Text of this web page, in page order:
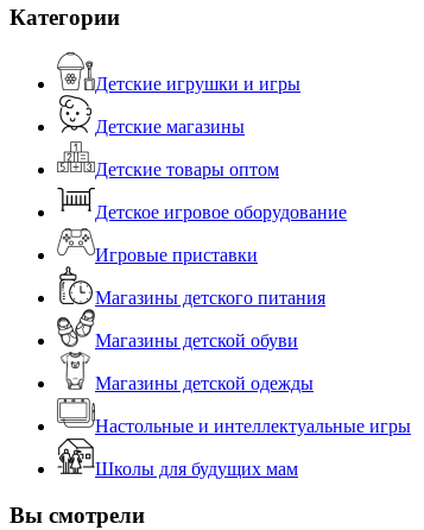
Категории
Детские игрушки и игры
Детские магазины
Детские товары оптом
Детское игровое оборудование
Игровые приставки
Магазины детского питания
Магазины детской обуви
Магазины детской одежды
Настольные и интеллектуальные игры
Школы для будущих мам
Вы смотрели